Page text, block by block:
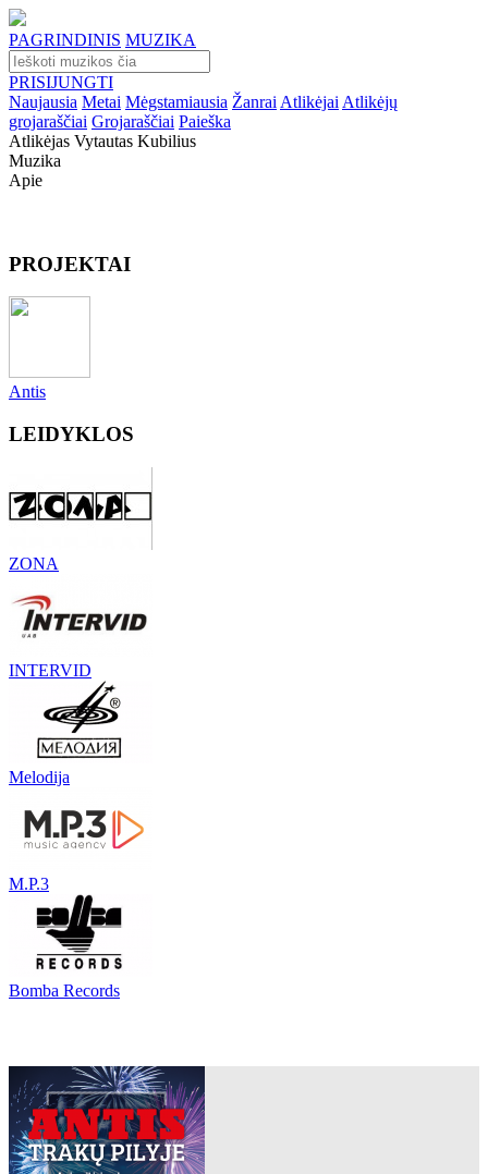
PAGRINDINIS MUZIKA
PRISIJUNGTI
Naujausia Metai Mėgstamiausia Žanrai Atlikėjai Atlikėjų
grojaraščiai Grojaraščiai Paieška
Atlikėjas Vytautas Kubilius
Muzika
Apie
PROJEKTAI
Antis
LEIDYKLOS
ZONA
INTERVID
Melodija
M.P.3
Bomba Records